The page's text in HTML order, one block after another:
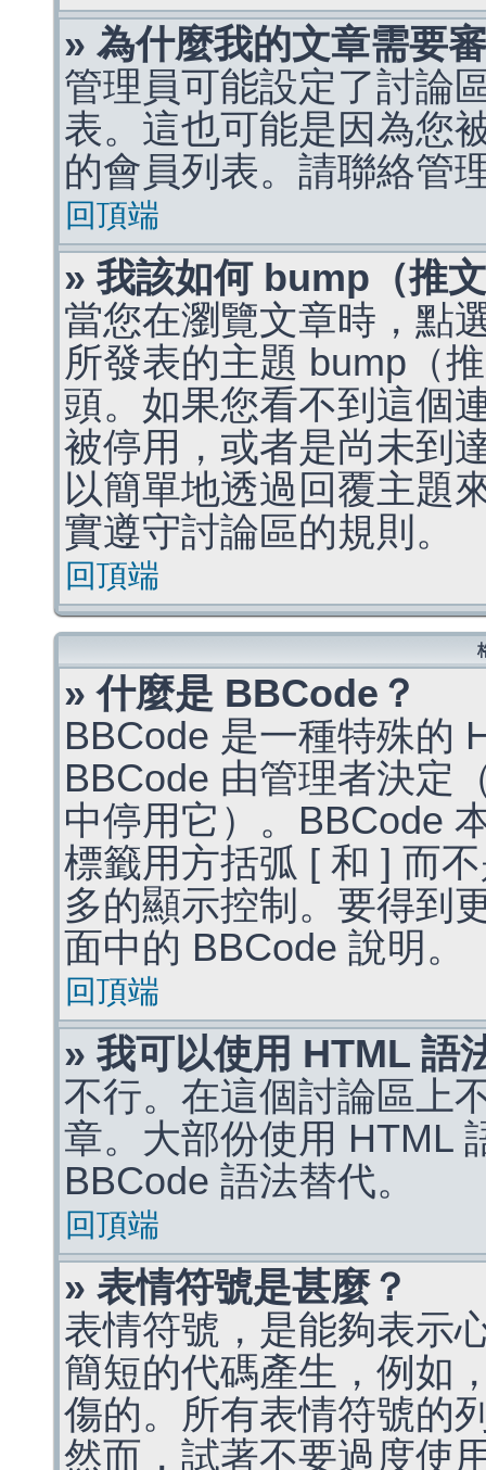
» 為什麼我的文章需要
管理員可能設定了討論
表。這也可能是因為您
的會員列表。請聯絡管
回頂端
» 我該如何 bump（推
當您在瀏覽文章時，點
所發表的主題 bump（
頭。如果您看不到這個
被停用，或者是尚未到
以簡單地透過回覆主題
實遵守討論區的規則。
回頂端
» 什麼是 BBCode？
BBCode 是一種特殊的
BBCode 由管理者決定
中停用它）。BBCode
標籤用方括弧 [ 和 ] 而
多的顯示控制。要得到
面中的 BBCode 說明。
回頂端
» 我可以使用 HTML 語
不行。在這個討論區上
章。大部份使用 HTML
BBCode 語法替代。
回頂端
» 表情符號是甚麼？
表情符號，是能夠表示
簡短的代碼產生，例如
傷的。所有表情符號的
然而，試著不要過度使